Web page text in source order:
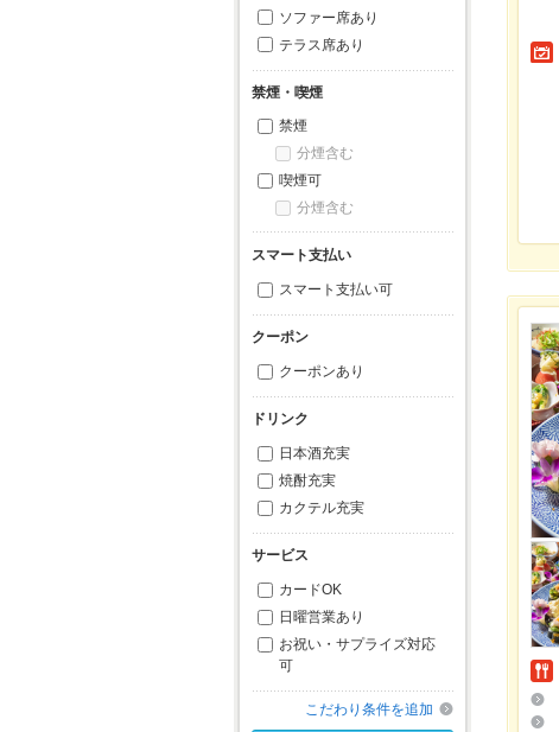
ソファー席あり
テラス席あり
禁煙・喫煙
禁煙
分煙含む
喫煙可
分煙含む
スマート支払い
スマート支払い可
クーポン
クーポンあり
ドリンク
日本酒充実
焼酎充実
カクテル充実
サービス
カードOK
日曜営業あり
お祝い・サプライズ対応
可
こだわり条件を追加